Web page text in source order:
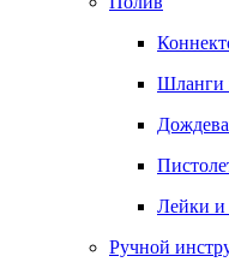
Шланги
Лейки и
Ручной